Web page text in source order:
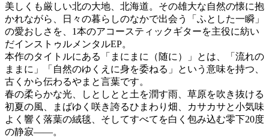
美しくも厳しい北の大地、北海道。その雄大な自然の懐に抱
かれながら、日々の暮らしのなかで出会う「ふとした一瞬」
の愛おしさを、1本のアコースティックギターを主役に紡い
だインストゥルメンタルEP。
本作のタイトルにある「まにまに（随に）」とは、「流れの
ままに」「自然のゆくえに身を委ねる」という意味を持つ、
古くから伝わるやまと言葉です。
春の柔らかな光、しとしとと土を潤す雨、草原を吹き抜ける
初夏の風、まばゆく咲き誇るひまわり畑、カサカサと小気味
よく響く落葉の絨毯、そしてすべてを白く包み込む零下20度
の静寂――。